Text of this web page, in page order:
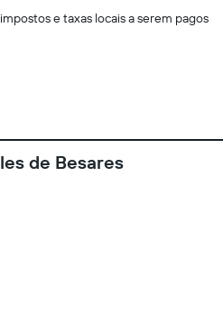
e taxas locais a serem pagos
de Besares